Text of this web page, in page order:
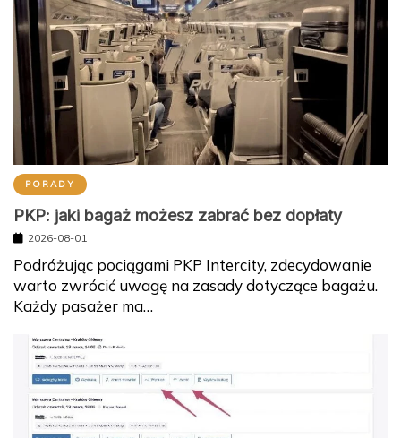
PORADY
PKP: jaki bagaż możesz zabrać bez dopłaty
2026-08-01
Podróżując pociągami PKP Intercity, zdecydowanie
warto zwrócić uwagę na zasady dotyczące bagażu.
Każdy pasażer ma…